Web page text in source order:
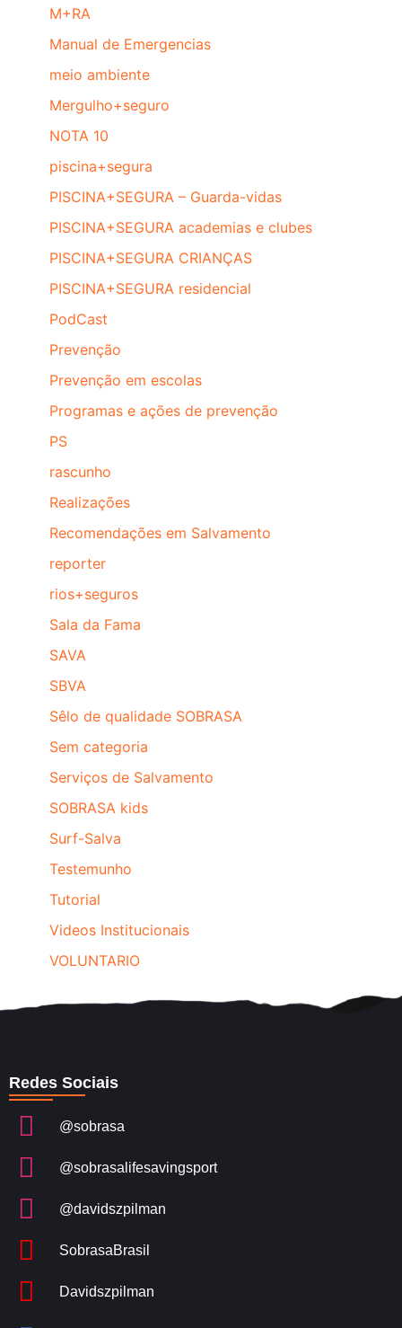
M+RA
Manual de Emergencias
meio ambiente
Mergulho+seguro
NOTA 10
piscina+segura
PISCINA+SEGURA – Guarda-vidas
PISCINA+SEGURA academias e clubes
PISCINA+SEGURA CRIANÇAS
PISCINA+SEGURA residencial
PodCast
Prevenção
Prevenção em escolas
Programas e ações de prevenção
PS
rascunho
Realizações
Recomendações em Salvamento
reporter
rios+seguros
Sala da Fama
SAVA
SBVA
Sêlo de qualidade SOBRASA
Sem categoria
Serviços de Salvamento
SOBRASA kids
Surf-Salva
Testemunho
Tutorial
Videos Institucionais
VOLUNTARIO
Redes Sociais
@sobrasa
@sobrasalifesavingsport
@davidszpilman
SobrasaBrasil
Davidszpilman